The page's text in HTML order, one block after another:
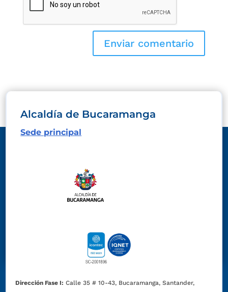
Alcaldía de Bucaramanga
Sede principal
Dirección Fase I: Calle 35 # 10-43, Bucaramanga, Santander,